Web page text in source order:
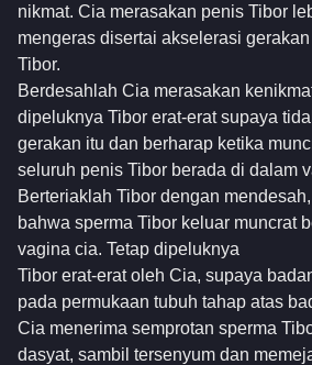
nikmat. Cia merasakan penis Tibor
mengeras disertai akselerasi
Tibor.
Berdesahlah Cia merasakan
dipeluknya Tibor erat-erat supaya
gerakan itu dan berharap ketika
seluruh penis Tibor berada di dalam
Berteriaklah Tibor dengan
bahwa sperma Tibor keluar muncrat
vagina cia. Tetap dipeluknya
Tibor erat-erat oleh Cia, supaya
pada permukaan tubuh tahap atas
Cia menerima semprotan sperma
dasyat, sambil tersenyum dan